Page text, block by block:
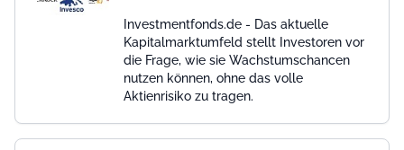
Investmentfonds.de - Das aktuelle
Kapitalmarktumfeld stellt Investoren vor
die Frage, wie sie Wachstumschancen
nutzen können, ohne das volle
Aktienrisiko zu tragen.